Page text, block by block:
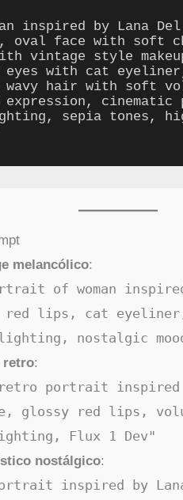
inspired by Lana
oval face with soft
vintage style
eyes with cat
wavy hair with soft
expression,
sepia tones,
melancólico:
of woman
red lips, cat
lighting, nostalgic
retro:
retro portrait inspired
glossy red lips,
Flux 1 Dev"
nostálgico:
inspired by